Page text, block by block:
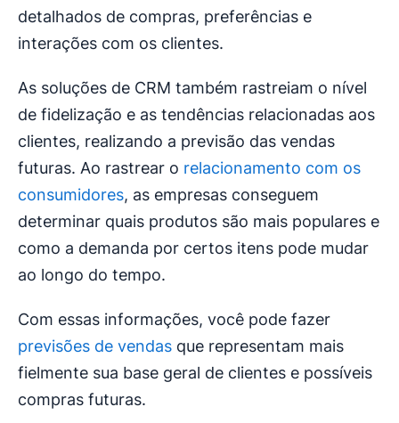
detalhados de compras, preferências e
interações com os clientes.
As soluções de CRM também rastreiam o nível
de fidelização e as tendências relacionadas aos
clientes, realizando a previsão das vendas
futuras. Ao rastrear o relacionamento com os
consumidores, as empresas conseguem
determinar quais produtos são mais populares e
como a demanda por certos itens pode mudar
ao longo do tempo.
Com essas informações, você pode fazer
previsões de vendas que representam mais
fielmente sua base geral de clientes e possíveis
compras futuras.